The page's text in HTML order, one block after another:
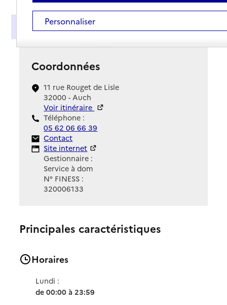
Présentation
Coordonnées
11 rue Rouget de Lisle
32000 - Auch
Voir itinéraire
Téléphone :
05 62 06 66 39
Contact
Contact
Site Internet
Site internet
Gestionnaire :
Service à dom
N° FINESS :
320006133
Principales caractéristiques
Horaires
Lundi :
de 00:00 à 23:59
Personnaliser